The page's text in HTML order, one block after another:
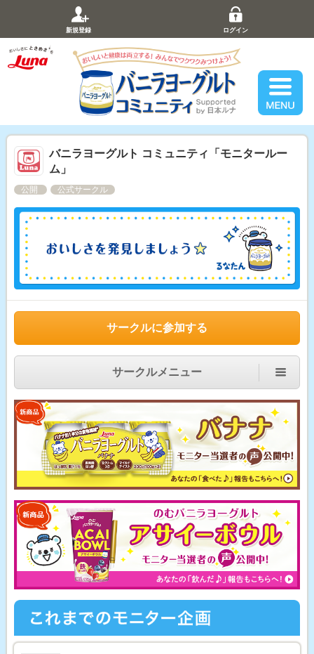
新規登録 ログイン
バニラヨーグルト コミュニティ「モニタールー
ム」
公開 公式サークル
サークルに参加する
サークルメニュー